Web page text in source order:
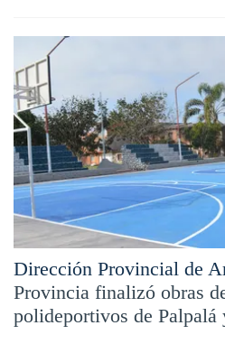
Dirección Provincial de
Provincia finalizó obras
polideportivos de Palpalá